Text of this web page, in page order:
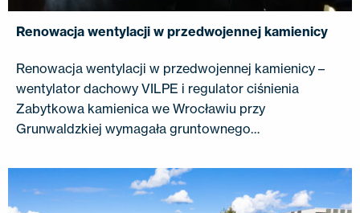
Renowacja wentylacji w przedwojennej kamienicy
Renowacja wentylacji w przedwojennej kamienicy –
wentylator dachowy VILPE ​​i regulator ciśnienia
Zabytkowa kamienica we Wrocławiu przy
Grunwaldzkiej wymagała gruntownego…